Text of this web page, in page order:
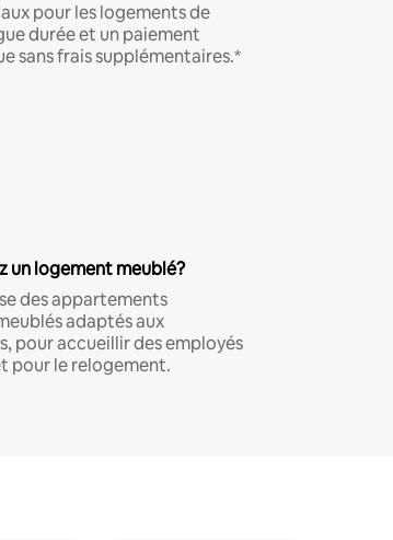
pour les logements de
durée et un paiement
sans frais supplémentaires.*
un logement meublé?
des appartements
adaptés aux
pour accueillir des employés
pour le relogement.